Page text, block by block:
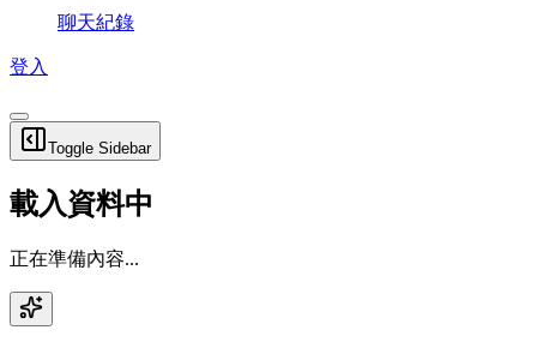
聊天紀錄
登入
Toggle Sidebar
載入資料中
正在準備內容...